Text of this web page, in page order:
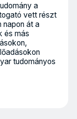
a
vett részt
napon át a
és más
tudományos